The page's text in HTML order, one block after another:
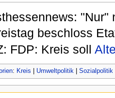
"Nur"
beschloss
FDP: Kreis soll
: Kreis Umweltpolitik| Sozialpolitik